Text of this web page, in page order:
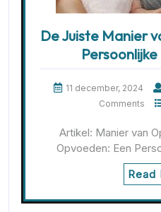
De Juiste Manier
11 december, 2024
Comments
Artikel: Manier van
Opvoeden: Een
Read